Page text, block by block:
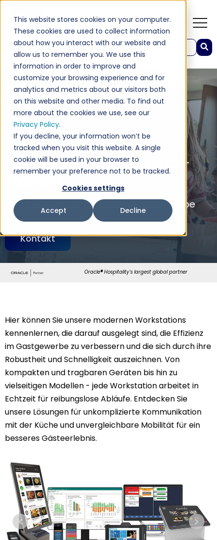
This website stores cookies on your computer.
These cookies are used to collect information
about how you interact with our website and
allow us to remember you. We use this
information in order to improve and
customize your browsing experience and for
analytics and metrics about our visitors both
on this website and other media. To find out
more about the cookies we use, see our
Privacy Policy.
If you decline, your information won’t be
tracked when you visit this website. A single
cookie will be used in your browser to
remember your preference not to be tracked.
Cookies settings
Accept Decline
Dies ist ein Suchfeld mit einer automatischen Vorschlagsfunktion.
Es gibt keine Vorschläge, da das Suchfeld leer ist.
Oracle MICROS-Terminal-
Stations
Flexible Hardware für das Gastgewerbe
Kontakt
Oracle®Hospitality's largest global partner
Hier können Sie unsere modernen Workstations
kennenlernen, die darauf ausgelegt sind, die Effizienz
im Gastgewerbe zu verbessern und die sich durch ihre
Robustheit und Schnelligkeit auszeichnen. Von
kompakten und tragbaren Geräten bis hin zu
vielseitigen Modellen - jede Workstation arbeitet in
Echtzeit für reibungslose Abläufe. Entdecken Sie
unsere Lösungen für unkomplizierte Kommunikation
mit der Küche und unvergleichbare Mobilität für ein
besseres Gästeerlebnis.